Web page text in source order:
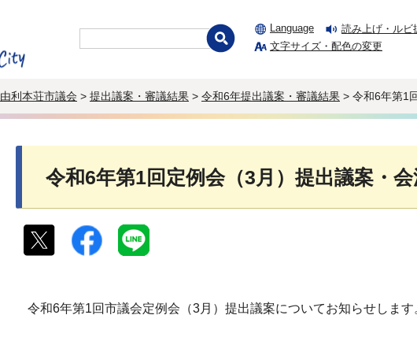
Language
読み上げ・ルビ
文字サイズ・配色の変更
由利本荘市議会 > 提出議案・審議結果 > 令和6年提出議案・審議結果 > 令和6年第1
令和6年第1回定例会（3月）提出議案・
令和6年第1回市議会定例会（3月）提出議案についてお知らせします